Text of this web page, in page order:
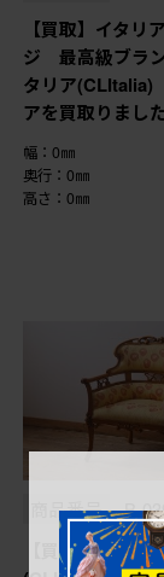
【買取】イタリ
ジ 最高級ブラ
タリア
アを買取りました
幅：0㎜
奥行：0㎜
高さ：0㎜
商品番号 B-
【買取】CLイタ